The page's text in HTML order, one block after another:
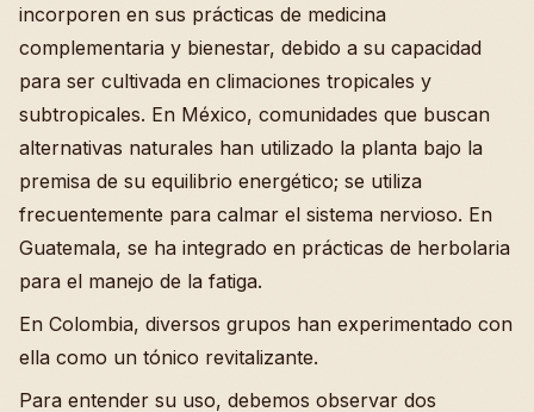
incorporen en sus prácticas de medicina
complementaria y bienestar, debido a su capacidad
para ser cultivada en climaciones tropicales y
subtropicales. En México, comunidades que buscan
alternativas naturales han utilizado la planta bajo la
premisa de su equilibrio energético; se utiliza
frecuentemente para calmar el sistema nervioso. En
Guatemala, se ha integrado en prácticas de herbolaria
para el manejo de la fatiga.
En Colombia, diversos grupos han experimentado con
ella como un tónico revitalizante.
Para entender su uso, debemos observar dos